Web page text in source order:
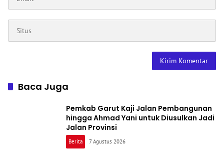
Baca Juga
Pemkab Garut Kaji Jalan Pembangunan
hingga Ahmad Yani untuk Diusulkan Jadi
Jalan Provinsi
Berita 7 Agustus 2026